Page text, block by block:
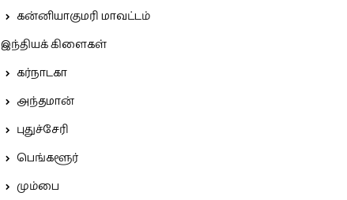
கன்னியாகுமரி மாவட்டம்
இந்தியக் கிளைகள்
கர்நாடகா
அந்தமான்
புதுச்சேரி
பெங்களூர்
மும்பை